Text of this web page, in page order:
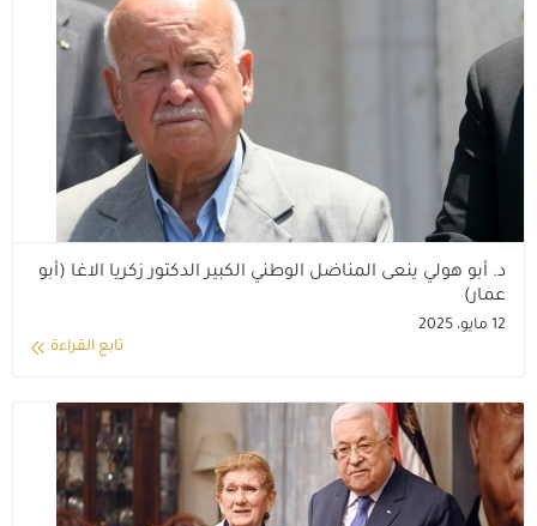
د. أبو هولي ينعى المناضل الوطني الكبير الدكتور زكريا الاغا (أبو
عمار)
12 مايو، 2025
تابع القراءة